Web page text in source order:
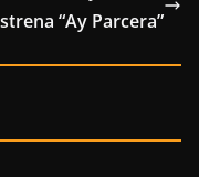
“Ay Parcera”